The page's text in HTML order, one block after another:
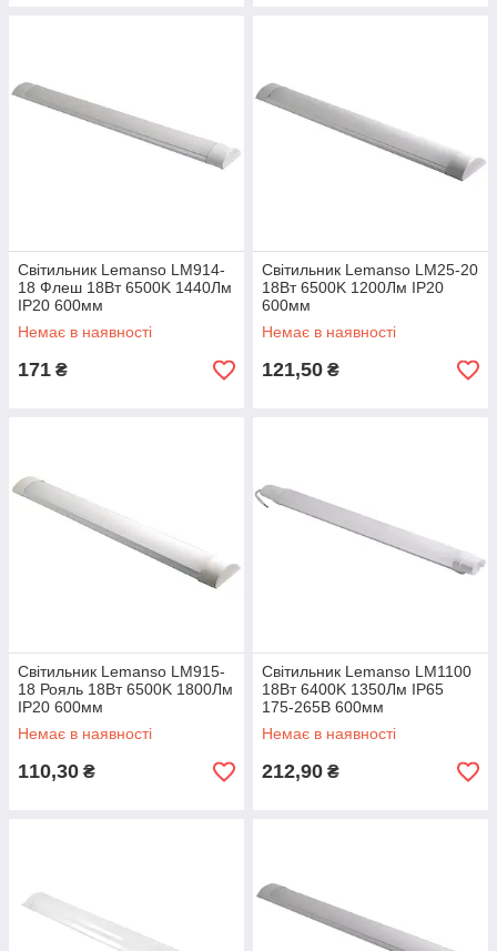
Світильник Lemanso LM914-
18 Флеш 18Вт 6500K 1440Лм
IP20 600мм
Немає в наявності
171 ₴
Світильник Lemanso LM25-20
18Вт 6500K 1200Лм IP20
600мм
Немає в наявності
121,50 ₴
Світильник Lemanso LM915-
18 Рояль 18Вт 6500K 1800Лм
IP20 600мм
Немає в наявності
110,30 ₴
Світильник Lemanso LM1100
18Вт 6400K 1350Лм IP65
175-265В 600мм
Немає в наявності
212,90 ₴